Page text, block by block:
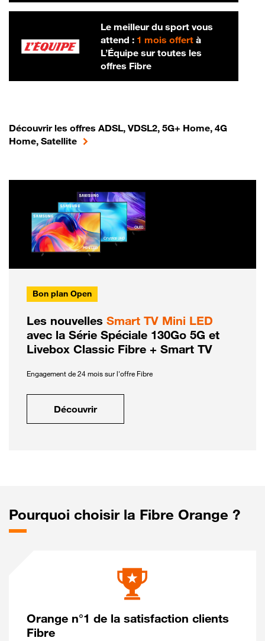
Le meilleur du sport vous
attend : 1 mois offertà
L’Équipe sur toutes les
offres Fibre
Découvrir les offres ADSL, VDSL2, 5G+ Home, 4G
Home, Satellite
Bon plan Open
Les nouvelles Smart TV Mini LED
avec la Série Spéciale 130Go 5G et
Livebox Classic Fibre + Smart TV
Engagement de 24 mois sur l'offre Fibre
Découvrir
Pourquoi choisir la Fibre Orange ?
Orange n°1 de la satisfaction clients
Fibre